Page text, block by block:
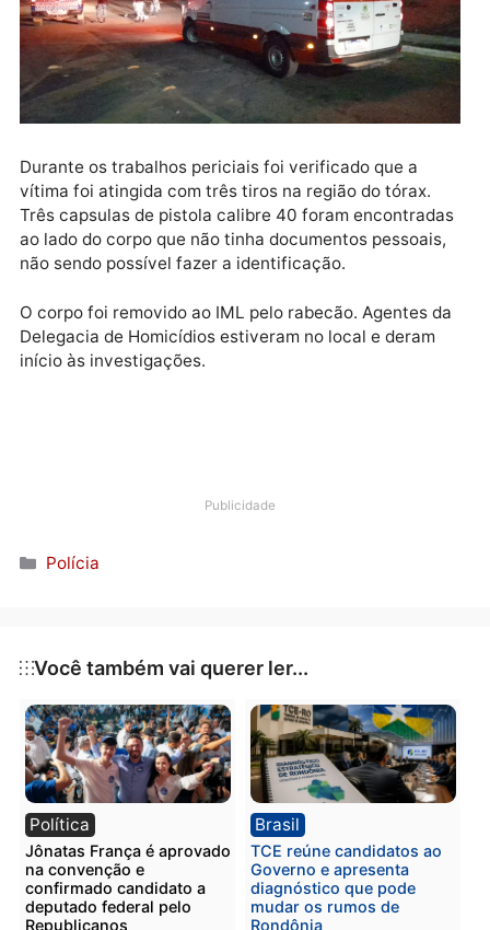
Durante os trabalhos periciais foi verificado que a
vítima foi atingida com três tiros na região do tórax.
Três capsulas de pistola calibre 40 foram
Delegacia de Homicídios estiveram no local e deram
Categorias
Polícia
Você também vai querer ler...